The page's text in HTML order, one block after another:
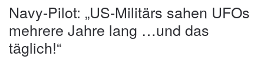
Navy-Pilot: „US-Militärs sahen UFOs
mehrere Jahre lang …und das
täglich!“